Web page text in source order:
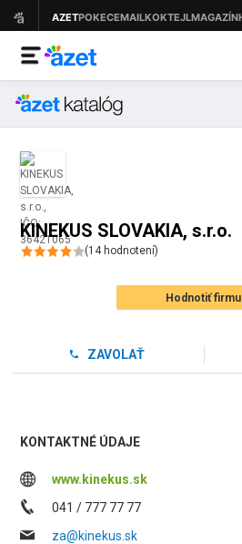
KINEKUS SLOVAKIA, s.r.o.
(14hodnotení)
Hodnotiť firmu
ZAVOLAŤ
KONTAKTNÉ ÚDAJE
www.kinekus.sk
041 / 777 77 77
za@kinekus.sk